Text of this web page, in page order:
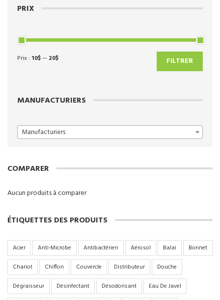
PRIX
FILTRER
Prix : 10$— 20$
MANUFACTURIERS
Manufacturiers
COMPARER
Aucun produits à comparer
ÉTIQUETTES DES PRODUITS
Acier Anti-Microbe Antibactérien Aérosol Balai
Bonnet
Chariot
Chiffon Couvercle Distributeur
Douche
Dégraisseur
Désinfectant Désodorisant
Eau De Javel